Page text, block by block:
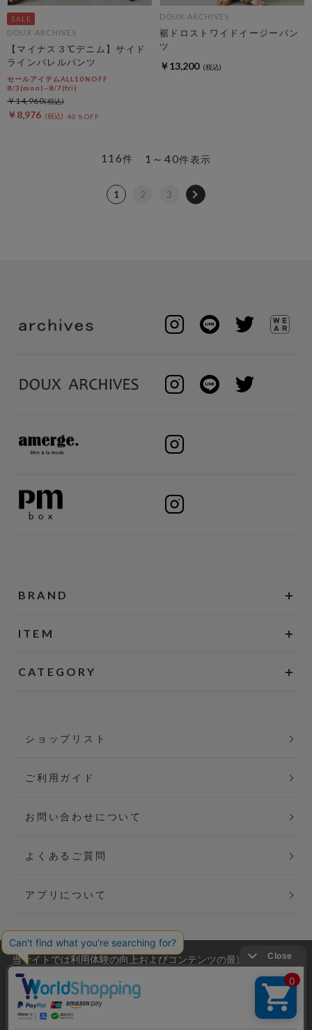
DOUX ARCHIVES
【マイナス３℃デニム】サイド
ラインバレルパンツ
セールアイテムALL10%OFF
8/3(mon)~8/7(fri)
￥8,976 40％OFF
￥14,960
DOUX ARCHIVES
裾ドロストワイドイージーパン
ツ
￥13,200
1～40件表示
116件
1 2 3
BRAND
ITEM
CATEGORY
ショップリスト
ご利用ガイド
お問い合わせについて
よくあるご質問
アプリについて
会社概要
ご利用規約
当サイトでは利用体験の向上およびコンテンツの最適な提供、ト
ラフィックの分析を目的としてCookieを使用しています。
サイトの閲覧を継続された場合、Cookieの利用に同意したことも
のといたします。
詳細については
をご確認ください。